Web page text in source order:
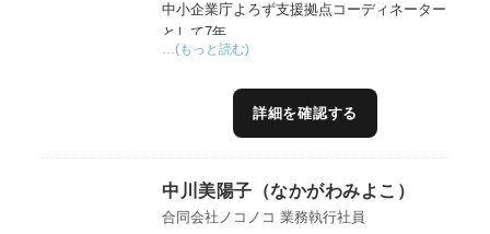
中小企業庁よろず支援拠点コーディネーター
として7年。
県の6次産業化プランナーとして6年の経験を
SNS（主にインスタグラム戦略など）を軸に
広報・販売戦略、販路拡大、商品開発といっ
大切なスキルは一通りあります。
プレスリリース、クラウドファンディング、
…(もっと読む)
詳細を確認する
中川美陽子（なかがわみよこ）
合同会社ノコノコ 業務執行社員